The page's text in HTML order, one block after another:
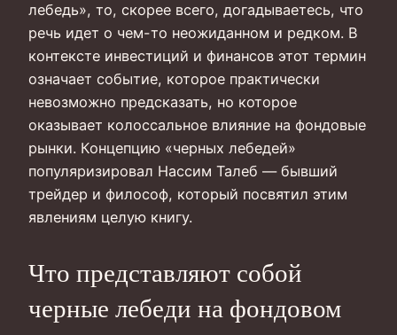
лебедь», то, скорее всего, догадываетесь, что
речь идет о чем-то неожиданном и редком. В
контексте инвестиций и финансов этот термин
означает событие, которое практически
невозможно предсказать, но которое
оказывает колоссальное влияние на фондовые
рынки. Концепцию «черных лебедей»
популяризировал Нассим Талеб — бывший
трейдер и философ, который посвятил этим
явлениям целую книгу.
Что представляют собой
черные лебеди на фондовом